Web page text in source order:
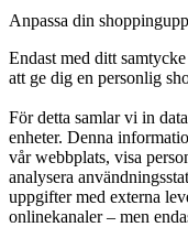
Anpassa din
Endast med ditt
att ge dig en personlig
För detta samlar vi in
enheter. Denna
vår webbplats, visa
analysera
uppgifter med externa
onlinekanaler – men